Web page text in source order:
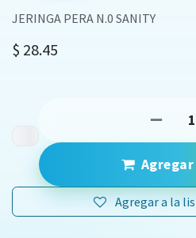
JERINGA PERA N.0 SANITY
$ 28.45
Agregar a la